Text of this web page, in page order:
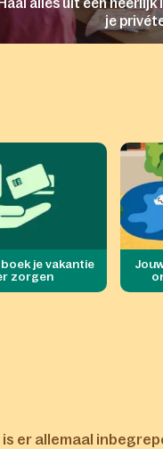
Haal alles uit een
je
je vakantie
zorgen
is er allemaal